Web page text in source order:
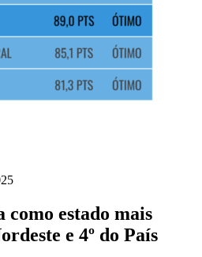
como estado mais
e 4º do País